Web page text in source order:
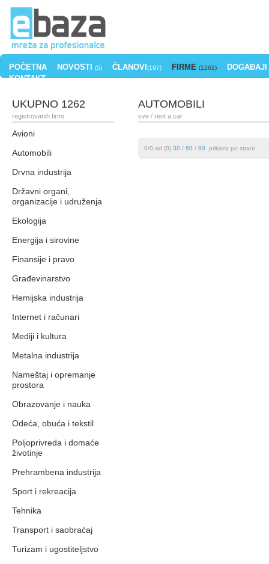
POČETNA NOVOSTI (5) ČLANOVI (197) FIRME (1262)
DOGAĐAJI
KONTAKT
UKUPNO 1262
registrovanih firmi
Avioni
Automobili
Drvna industrija
Državni organi,
organizacije i udruženja
Ekologija
Energija i sirovine
Finansije i pravo
Građevinarstvo
Hemijska industrija
Internet i računari
Mediji i kultura
Metalna industrija
Nameštaj i opremanje
prostora
Obrazovanje i nauka
Odeća, obuća i tekstil
Poljoprivreda i domaće
životinje
Prehrambena industrija
Sport i rekreacija
Tehnika
Transport i saobraćaj
Turizam i ugostiteljstvo
AUTOMOBILI
sve / rent a car
0/0 od (0) 30 / 60 / 90 prikaza po strani